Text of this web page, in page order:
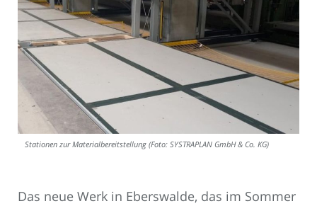
Stationen zur Materialbereitstellung (Foto: SYSTRAPLAN GmbH & Co. KG)
Das neue Werk in Eberswalde, das im Sommer